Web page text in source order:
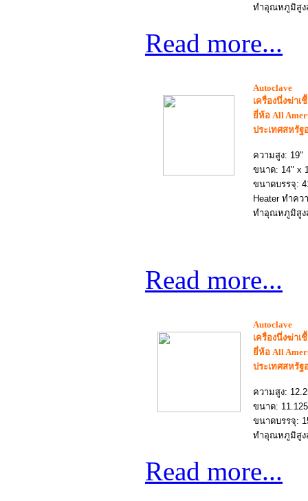
ทำอุณหภูมิสูง
Read more...
Autoclave
เครื่องนึ่งฆ่าเ
ยี่ห้อ All
ประเทศสหรัฐ
ความสูง: 19"
ขนาด: 14" x
ขนาดบรรจุ:
Heater ทำคว
ทำอุณหภูมิสูง
Read more...
Autoclave
เครื่องนึ่งฆ่าเ
ยี่ห้อ All
ประเทศสหรัฐ
ความสูง:
ขนาด:
ขนาดบรรจุ:
ทำอุณหภูมิสูง
Read more...